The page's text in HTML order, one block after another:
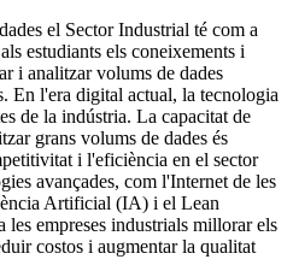
el Sector Industrial té com a
estudiants els coneixements i
i analitzar volums de dades
En l'era digital actual, la tecnologia
de la indústria. La capacitat de
grans volums de dades és
i l'eficiència en el sector
avançades, com l'Internet de les
Artificial (IA) i el Lean
les empreses industrials millorar els
costos i augmentar la qualitat